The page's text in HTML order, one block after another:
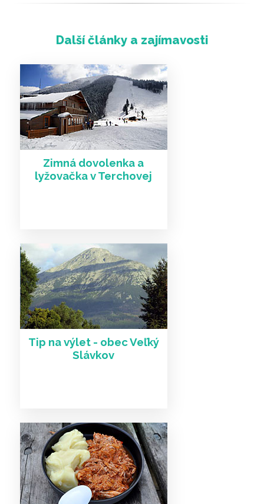
Další články a zajímavosti
Zimná dovolenka a
lyžovačka v Terchovej
Tip na výlet - obec Veľký
Slávkov